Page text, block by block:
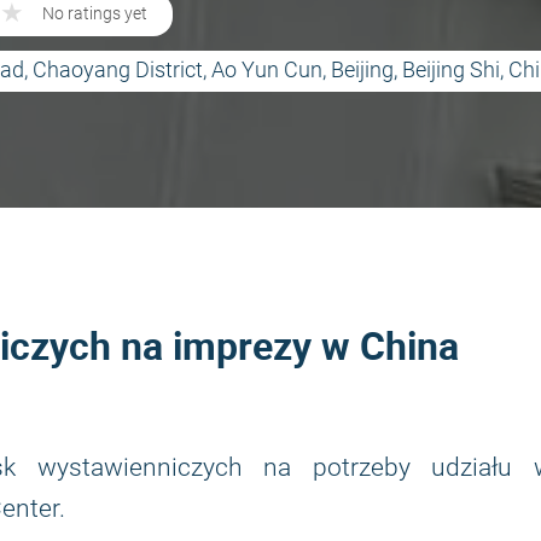
★
★ No ratings yet
Chaoyang District, Ao Yun Cun, Beijing, Beijing Shi,
na imprezy w China
wystawienniczych na potrzeby udziału